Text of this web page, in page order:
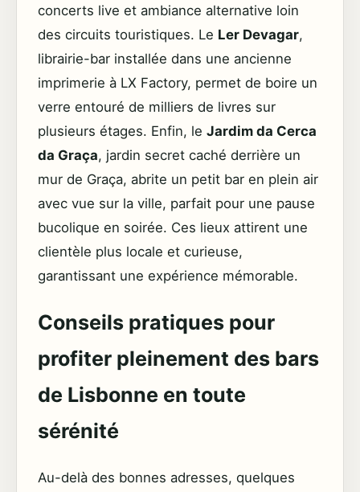
concerts live et ambiance alternative loin
des circuits touristiques. Le Ler Devagar,
librairie-bar installée dans une ancienne
imprimerie à LX Factory, permet de boire un
verre entouré de milliers de livres sur
plusieurs étages. Enfin, le Jardim da Cerca
da Graça, jardin secret caché derrière un
mur de Graça, abrite un petit bar en plein air
avec vue sur la ville, parfait pour une pause
bucolique en soirée. Ces lieux attirent une
clientèle plus locale et curieuse,
garantissant une expérience mémorable.
Conseils pratiques pour
profiter pleinement des bars
de Lisbonne en toute
sérénité
Au-delà des bonnes adresses, quelques